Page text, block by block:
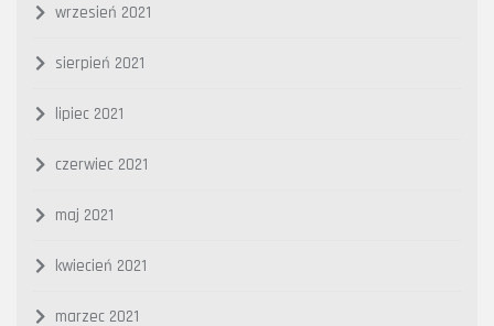
wrzesień 2021
sierpień 2021
lipiec 2021
czerwiec 2021
maj 2021
kwiecień 2021
marzec 2021